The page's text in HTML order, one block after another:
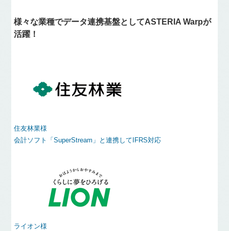
様々な業種でデータ連携基盤としてASTERIA Warpが
活躍！
住友林業様
会計ソフト「SuperStream」と連携してIFRS対応
ライオン様